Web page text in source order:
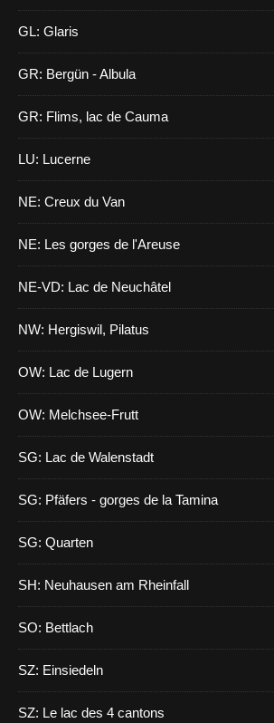
GL: Glaris
GR: Bergün - Albula
GR: Flims, lac de Cauma
LU: Lucerne
NE: Creux du Van
NE: Les gorges de l'Areuse
NE-VD: Lac de Neuchâtel
NW: Hergiswil, Pilatus
OW: Lac de Lugern
OW: Melchsee-Frutt
SG: Lac de Walenstadt
SG: Pfäfers - gorges de la Tamina
SG: Quarten
SH: Neuhausen am Rheinfall
SO: Bettlach
SZ: Einsiedeln
SZ: Le lac des 4 cantons